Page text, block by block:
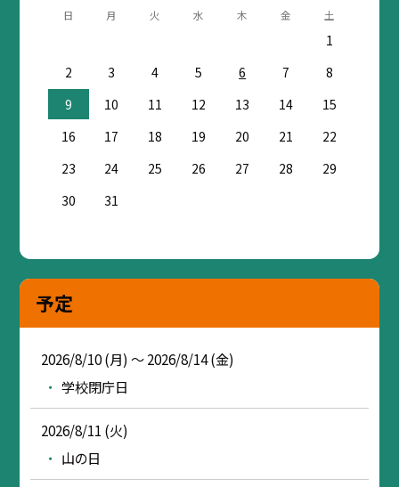
日 月 火 水 木 金 土
1
2
3 4 5 6 7
8
9
10 11 12 13 14
15
16
17 18 19 20 21
22
23
24 25 26 27 28
29
30
31
予定
2026/8/10 (月) ～ 2026/8/14 (金)
学校閉庁日
2026/8/11 (火)
山の日